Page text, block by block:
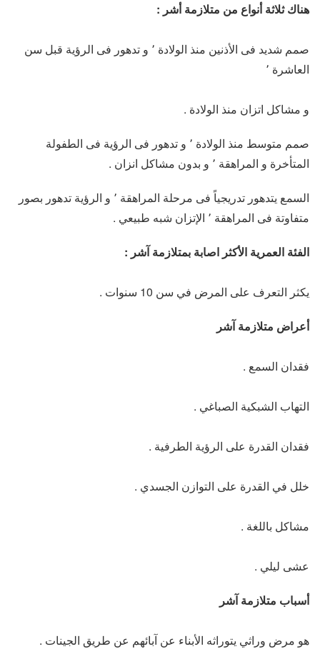
هناك ثلاثة أنواع من متلازمة أشر :
صمم شديد فى الأذنين منذ الولادة ٬ و تدهور فى الرؤية قبل سن
العاشرة ٬
و مشاكل اتزان منذ الولادة .
صمم متوسط منذ الولادة ٬ و تدهور فى الرؤية فى الطفولة
المتأخرة و المراهقة ٬ و بدون مشاكل انزان .
السمع يتدهور تدريجياً فى مرحلة المراهقة ٬ و الرؤية تدهور بصور
متفاوتة فى المراهقة ٬ الإتزان شبه طبيعي .
الفئة العمرية الأكثر اصابة بمتلازمة آشر :
يكثر التعرف على المرض في سن 10 سنوات .
أعراض متلازمة آشر
فقدان السمع .
التهاب الشبكية الصباغي .
فقدان القدرة على الرؤية الطرفية .
خلل في القدرة على التوازن الجسدي .
مشاكل باللغة .
عشى ليلي .
أسباب متلازمة آشر
هو مرض وراثي يتوراثه الأبناء عن آبائهم عن طريق الجينات .